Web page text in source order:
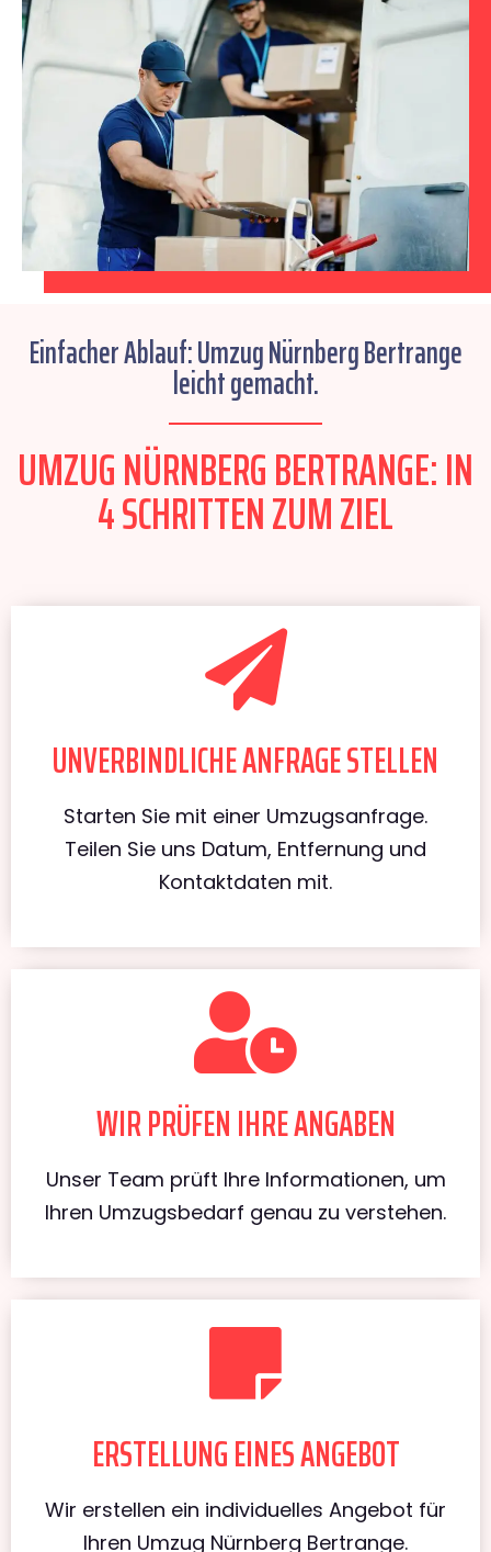
Einfacher Ablauf: Umzug Nürnberg Bertrange
leicht gemacht.
UMZUG NÜRNBERG BERTRANGE: IN
4 SCHRITTEN ZUM ZIEL
UNVERBINDLICHE ANFRAGE STELLEN
Starten Sie mit einer Umzugsanfrage.
Teilen Sie uns Datum, Entfernung und
Kontaktdaten mit.
WIR PRÜFEN IHRE ANGABEN
Unser Team prüft Ihre Informationen, um
Ihren Umzugsbedarf genau zu verstehen.
ERSTELLUNG EINES ANGEBOT
Wir erstellen ein individuelles Angebot für
Ihren Umzug Nürnberg Bertrange.